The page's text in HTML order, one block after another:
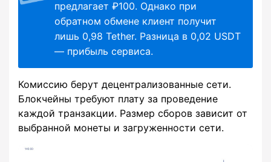
предлагает ₽100. Однако при
обратном обмене клиент получит
лишь 0,98 Tether. Разница в 0,02 USDT
— прибыль сервиса.
Комиссию берут децентрализованные сети.
Блокчейны требуют плату за проведение
каждой транзакции. Размер сборов зависит от
выбранной монеты и загруженности сети.